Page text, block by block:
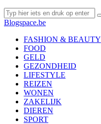
Blogspace.be
FASHION & BEAUTY
FOOD
GELD
GEZONDHEID
LIFESTYLE
REIZEN
WONEN
ZAKELIJK
DIEREN
SPORT